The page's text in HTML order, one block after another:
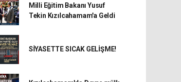
Milli Eğitim Bakanı Yusuf
Tekin Kızılcahamam'a Geldi
SİYASETTE SICAK GELİŞME!